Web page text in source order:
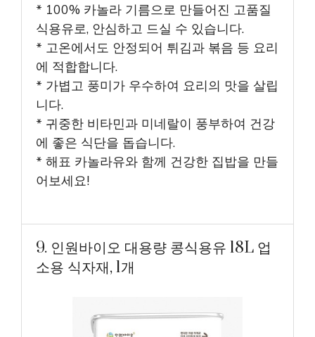
* 100% 카놀라 기름으로 만들어진 고품질
식용유로, 안심하고 드실 수 있습니다.
* 고온에서도 안정되어 튀김과 볶음 등 요리
에 적합합니다.
* 가볍고 풍미가 우수하여 요리의 맛을 살립
니다.
* 귀중한 비타민과 미네랄이 풍부하여 건강
에 좋은 식단을 돕습니다.
* 해표 카놀라유와 함께 건강한 집밥을 만들
어보세요!
9. 인원바이오 대용량 콩식용유 18L 업
소용 식자재, 1개